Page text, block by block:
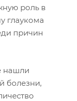
роль в
глаукома
причин
нашли
болезни,